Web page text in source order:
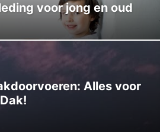
voor jong en oud
Alles voor